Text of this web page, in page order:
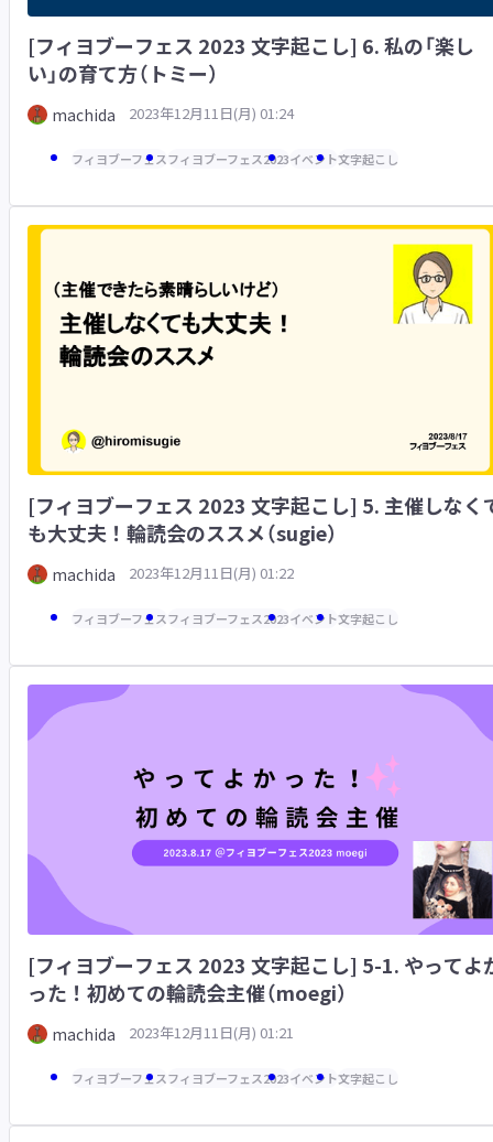
[フィヨブーフェス 2023 文字起こし] 6. 私の「楽し
い」の育て方（トミー）
machida 2023年12月11日(月) 01:24
フィヨブーフェスフィヨブーフェス2023イベント文字起こし
[フィヨブーフェス 2023 文字起こし] 5. 主催しなく
も大丈夫！輪読会のススメ（sugie）
machida 2023年12月11日(月) 01:22
フィヨブーフェスフィヨブーフェス2023イベント文字起こし
[フィヨブーフェス 2023 文字起こし] 5-1. やってよ
った！初めての輪読会主催（moegi）
machida 2023年12月11日(月) 01:21
フィヨブーフェスフィヨブーフェス2023イベント文字起こし